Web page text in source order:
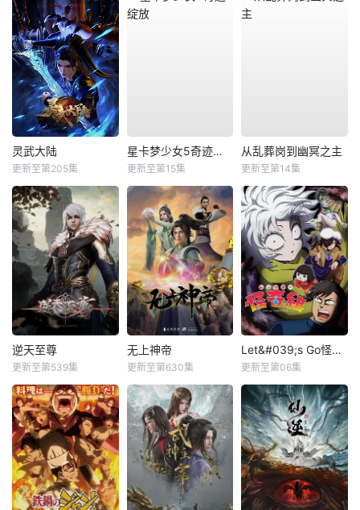
灵武大陆
更新至第205集
星卡梦少女5奇迹绽放
更新至第15集
从乱葬岗到幽冥之主
更新至第14集
逆天至尊
更新至第539集
无上神帝
更新至第630集
Let&#039;s Go怪奇组
更新至第06集